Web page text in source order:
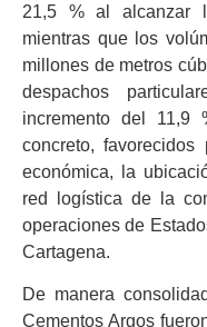
21,5 % al alcanzar
mientras que los
millones de metros
despachos
incremento del
concreto,
económica, la
red logística de la
operaciones de
Cartagena.
De manera
Cementos Argos